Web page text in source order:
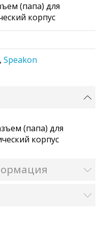
(папа) для
корпус
, Speakon
(папа) для
корпус